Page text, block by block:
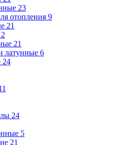
23
отопления 9
21
21
латунные 6
24
24
5
21